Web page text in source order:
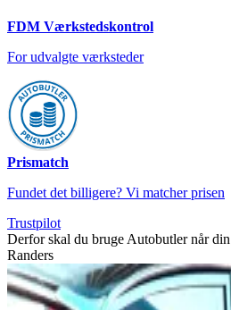
FDM Værkstedskontrol
For udvalgte værksteder
Prismatch
Fundet det billigere? Vi matcher prisen
Trustpilot
Derfor skal du bruge Autobutler når
Randers